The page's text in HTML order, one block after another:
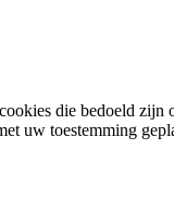
die bedoeld zijn
uw toestemming